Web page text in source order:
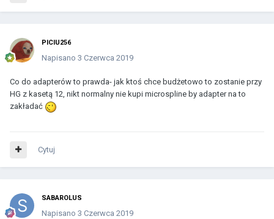
PICIU256
Napisano 3 Czerwca 2019
Co do adapterów to prawda- jak ktoś chce budżetowo to zostanie przy
HG z kasetą 12, nikt normalny nie kupi microspline by adapter na to
zakładać
Cytuj
SABAROLUS
Napisano 3 Czerwca 2019